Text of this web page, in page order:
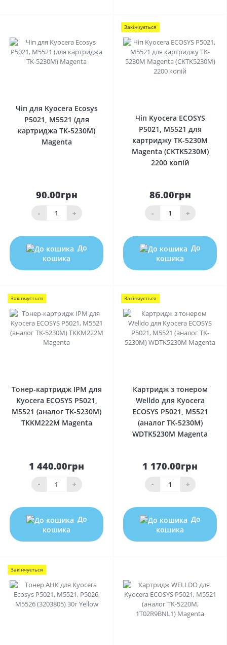
Чіп для Kyocera Ecosys
P5021, M5521 (для
картриджа TK-5230M)
Magenta
90.00грн
- +
До
кошика
Закінчується
Чіп Kyocera ECOSYS
P5021, M5521 для
картриджу TK-5230M
Magenta (CKTK5230M)
2200 копій
86.00грн
- +
До
кошика
Закінчується
Тонер-картридж IPM для
Kyocera ECOSYS P5021,
M5521 (аналог TK-5230M)
TKKM222M Magenta
1 440.00грн
- +
До
кошика
Закінчується
Картридж з тонером
Welldo для Kyocera
ECOSYS P5021, M5521
(аналог TK-5230M)
WDTK5230M Magenta
1 170.00грн
- +
До
кошика
Закінчується